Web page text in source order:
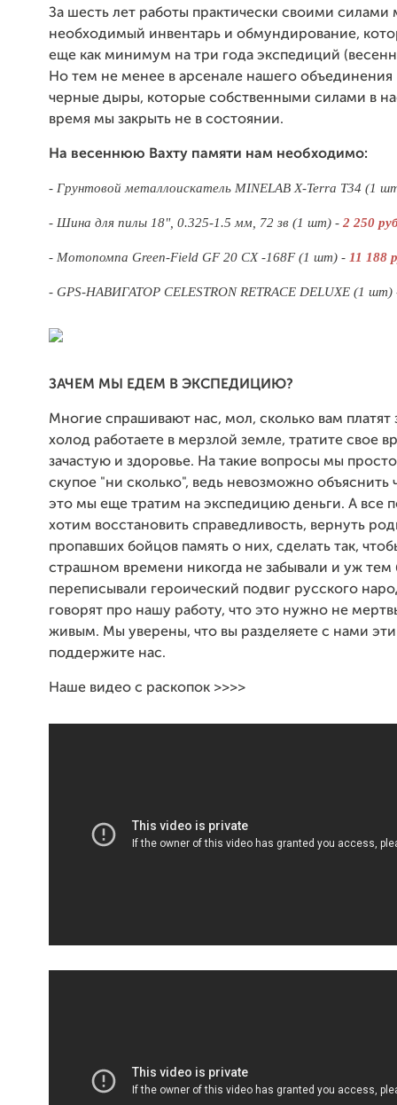
За шесть лет работы практически своими силами
необходимый инвентарь и обмундирование,
еще как минимум на три года экспедиций
Но тем не менее в арсенале нашего объединения
черные дыры, которые собственными силами в
время мы закрыть не в состоянии.
На весеннюю Вахту памяти нам необходимо:
- Грунтовой металлоискатель MINELAB X-Terra T34 (1
- Шина для пилы 18", 0.325-1.5 мм, 72 зв (1 шт) - 2 250
- Мотопомпа Green-Field GF 20 CX -168F (1 шт) - 11 188
- GPS-НАВИГАТОР CELESTRON RETRACE DELUXE (1
ЗАЧЕМ МЫ ЕДЕМ В ЭКСПЕДИЦИЮ?
Многие спрашивают нас, мол, сколько вам платят
холод работаете в мерзлой земле, тратите свое
зачастую и здоровье. На такие вопросы мы
скупое "ни сколько", ведь невозможно объяснить
это мы еще тратим на экспедицию деньги. А все
хотим восстановить справедливость, вернуть
пропавших бойцов память о них, сделать так,
страшном времени никогда не забывали и уж тем
переписывали героический подвиг русского
говорят про нашу работу, что это нужно не
живым. Мы уверены, что вы разделяете с нами эти
поддержите нас.
Наше видео с раскопок >>>>